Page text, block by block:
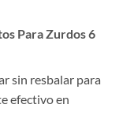
Para Zurdos 6
sin resbalar para
efectivo en